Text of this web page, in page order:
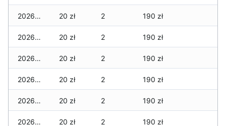
2026-02-16 20 zł 2 190 zł
2026-02-15 20 zł 2 190 zł
2026-02-14 20 zł 2 190 zł
2026-02-13 20 zł 2 190 zł
2026-02-12 20 zł 2 190 zł
2026-02-11 20 zł 2 190 zł